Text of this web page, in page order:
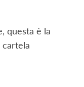
questa è la
cartela